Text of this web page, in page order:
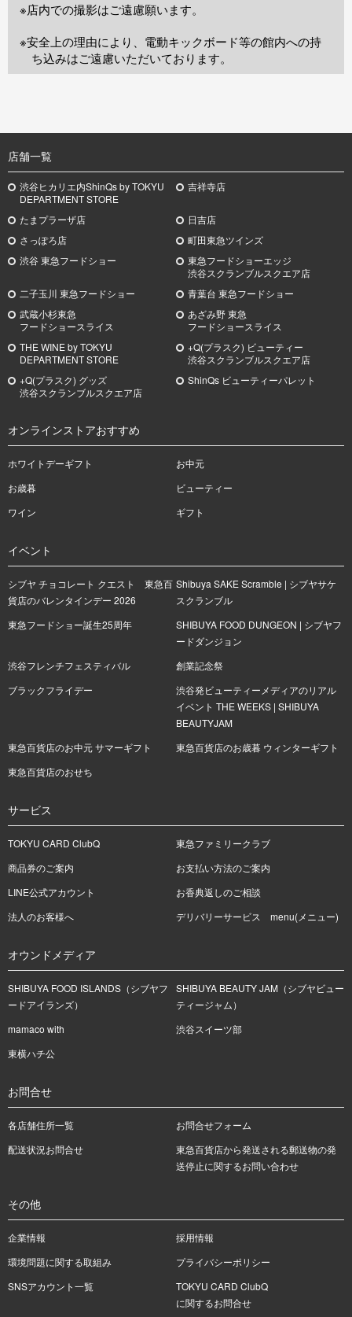
※店内での撮影はご遠慮願います。
※安全上の理由により、電動キックボード等の館内への持
ち込みはご遠慮いただいております。
店舗一覧
渋谷ヒカリエ内ShinQs by TOKYU
DEPARTMENT STORE
吉祥寺店
たまプラーザ店
日吉店
さっぽろ店
町田東急ツインズ
渋谷 東急フードショー
東急フードショーエッジ
渋谷スクランブルスクエア店
二子玉川 東急フードショー
青葉台 東急フードショー
武蔵小杉東急
フードショースライス
あざみ野東急
フードショースライス
THE WINE by TOKYU
DEPARTMENT STORE
+Q(プラスク) ビューティー
渋谷スクランブルスクエア店
+Q(プラスク) グッズ
渋谷スクランブルスクエア店
ShinQs ビューティーパレット
オンラインストアおすすめ
ホワイトデーギフト
お中元
お歳暮
ビューティー
ワイン
ギフト
イベント
シブヤ チョコレート クエスト 東急百
貨店のバレンタインデー 2026
Shibuya SAKE Scramble | シブヤサケ
スクランブル
東急フードショー誕生25周年
SHIBUYA FOOD DUNGEON | シブヤフ
ードダンジョン
渋谷フレンチフェスティバル
創業記念祭
ブラックフライデー
渋谷発ビューティーメディアのリアル
イベント THE WEEKS | SHIBUYA
BEAUTYJAM
東急百貨店のお中元 サマーギフト
東急百貨店のお歳暮 ウィンターギフト
東急百貨店のおせち
サービス
TOKYU CARD ClubQ
東急ファミリークラブ
商品券のご案内
お支払い方法のご案内
LINE公式アカウント
お香典返しのご相談
法人のお客様へ
デリバリーサービス menu(メニュー)
オウンドメディア
SHIBUYA FOOD ISLANDS（シブヤフ
ードアイランズ）
SHIBUYA BEAUTY JAM（シブヤビュー
ティージャム）
mamaco with
渋谷スイーツ部
東横ハチ公
お問合せ
各店舗住所一覧
お問合せフォーム
配送状況お問合せ
東急百貨店から発送される郵送物の発
送停止に関するお問い合わせ
その他
企業情報
採用情報
環境問題に関する取組み
プライバシーポリシー
SNSアカウント一覧
TOKYU CARD ClubQ
に関するお問合せ